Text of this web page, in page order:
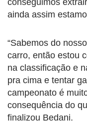
ainda assim
“Sabemos do
carro, então estou
na classificação e
pra cima e tentar
campeonato é
consequência do
finalizou Bedani.